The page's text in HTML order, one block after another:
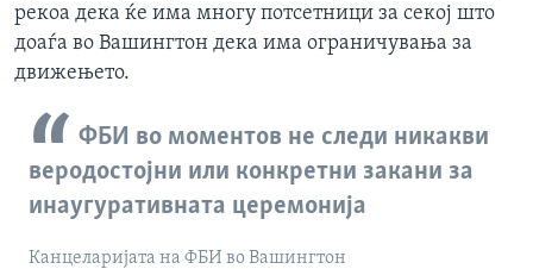
рекоа дека ќе има многу потсетници за секој што
доаѓа во Вашингтон дека има ограничувања за
движењето.
ФБИ во моментов не следи никакви
веродостојни или конкретни закани за
инаугуративната церемонија
Канцеларијата на ФБИ во Вашингтон